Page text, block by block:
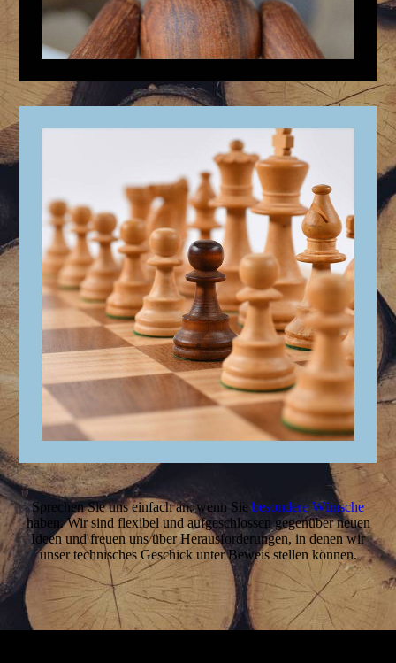
Sprechen Sie uns einfach an, wenn Sie be­­son­dere Wünsche
haben. Wir sind flexibel und auf­­­­geschlos­sen gegen­über neuen
Ideen und freuen uns über He­raus­­­for­derun­gen, in denen wir
unser technisches Geschick unter Beweis stellen können.